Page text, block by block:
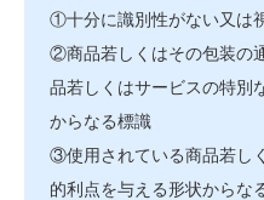
①十分に識別性がない又は
②商品若しくはその包装の
品若しくはサービスの特別
からなる標識
③使用されている商品若し
的利点を与える形状からな